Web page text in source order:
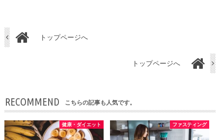
トップページへ
トップページへ
RECOMMEND こちらの記事も人気です。
健康・ダイエット ファスティング